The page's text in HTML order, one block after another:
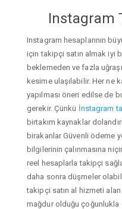
Instagram
Instagram hesaplarının
için takipçi satın almak iyi
beklemeden ve fazla
kesime ulaşılabilir. Her ne
yapılması öneri edilse de
gerekir. Çünkü İnstagram
birtakım kaynaklar
birakanlar Güvenli ödeme
bilgilerinin çalınmasına
reel hesaplarla takipçi
daha sonra düşmeler
takipçi satın al hizmeti alan
mağdur olduğu